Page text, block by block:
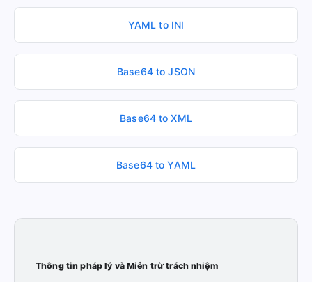
YAML to INI
Base64 to JSON
Base64 to XML
Base64 to YAML
Thông tin pháp lý và Miễn trừ trách nhiệm